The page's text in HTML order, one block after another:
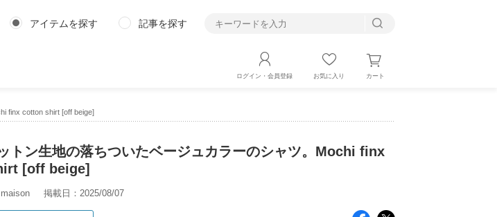
アイテムを探す 記事を探す
ログイン・会員登録 お気に入り カート
finx cotton shirt [off beige]
トン生地の落ちついたベージュカラーのシャツ。Mochi finx
[off beige]
掲載日：2025/08/07